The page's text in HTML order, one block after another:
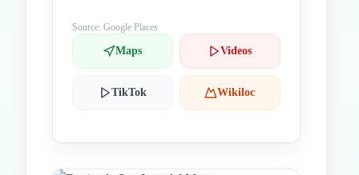
Source: Google Places
Maps Videos
TikTok Wikiloc